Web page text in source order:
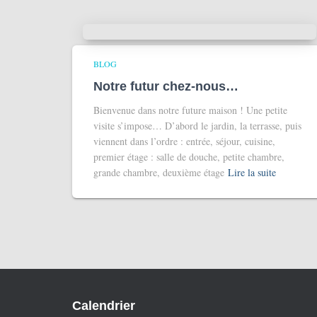
BLOG
Notre futur chez-nous…
Bienvenue dans notre future maison ! Une petite
visite s’impose… D’abord le jardin, la terrasse, puis
viennent dans l’ordre : entrée, séjour, cuisine,
premier étage : salle de douche, petite chambre,
grande chambre, deuxième étage Lire la suite
Calendrier